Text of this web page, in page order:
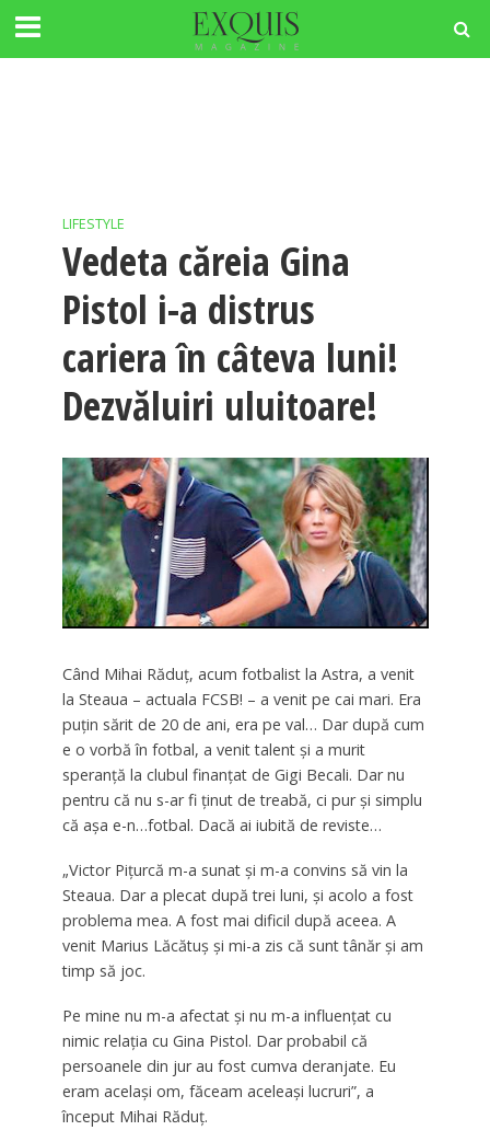
LIFESTYLE
Vedeta căreia Gina
Pistol i-a distrus
cariera în câteva luni!
Dezvăluiri uluitoare!
Când Mihai Răduț, acum fotbalist la Astra, a venit
la Steaua – actuala FCSB! – a venit pe cai mari. Era
puțin sărit de 20 de ani, era pe val… Dar după cum
e o vorbă în fotbal, a venit talent și a murit
speranță la clubul finanțat de Gigi Becali. Dar nu
pentru că nu s-ar fi ținut de treabă, ci pur și simplu
că așa e-n…fotbal. Dacă ai iubită de reviste…
„Victor Pițurcă m-a sunat și m-a convins să vin la
Steaua. Dar a plecat după trei luni, și acolo a fost
problema mea. A fost mai dificil după aceea. A
venit Marius Lăcătuș și mi-a zis că sunt tânăr și am
timp să joc.
Pe mine nu m-a afectat și nu m-a influențat cu
nimic relația cu Gina Pistol. Dar probabil că
persoanele din jur au fost cumva deranjate. Eu
eram același om, făceam aceleași lucruri”, a
început Mihai Răduț.